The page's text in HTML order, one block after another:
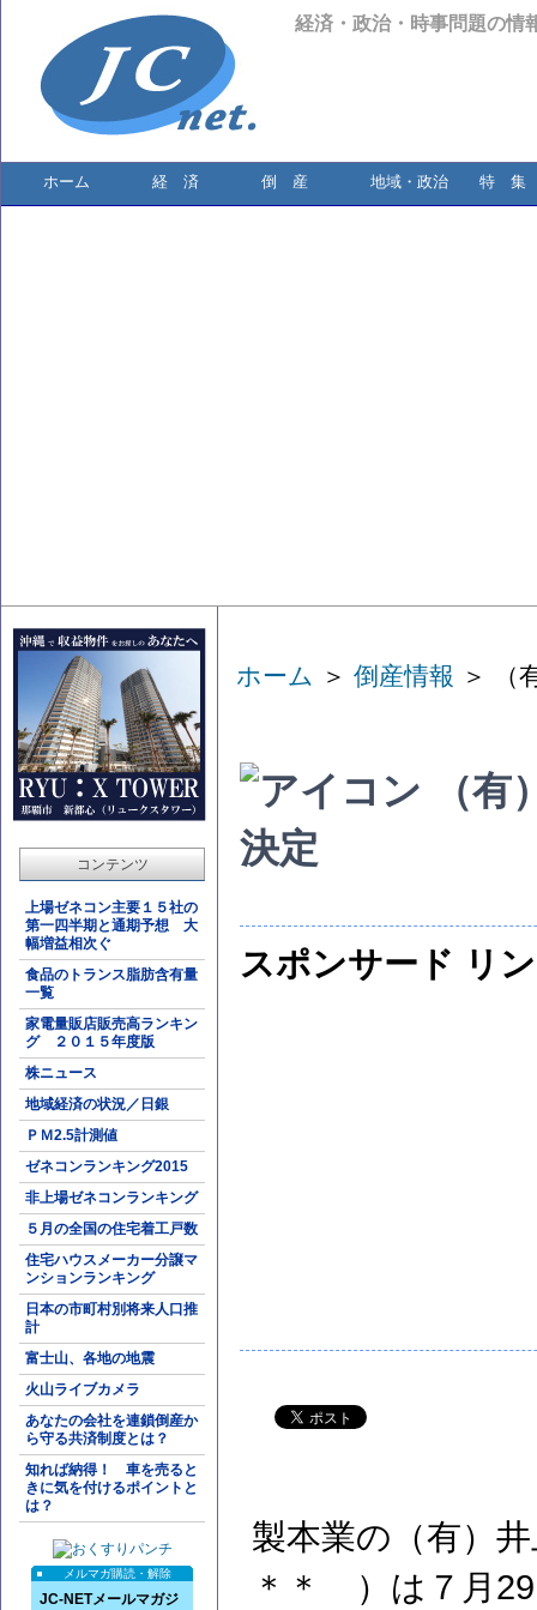
経済・政治・時事問題の情
ホーム 経 済 倒 産 地域・政治 特 集
コンテンツ
上場ゼネコン主要１５社の
第一四半期と通期予想 大
幅増益相次ぐ
食品のトランス脂肪含有量
一覧
家電量販店販売高ランキン
グ ２０１５年度版
株ニュース
地域経済の状況／日銀
ＰＭ2.5計測値
ゼネコンランキング2015
非上場ゼネコンランキング
５月の全国の住宅着工戸数
住宅ハウスメーカー分譲マ
ンションランキング
日本の市町村別将来人口推
計
富士山、各地の地震
火山ライブカメラ
あなたの会社を連鎖倒産か
ら守る共済制度とは？
知れば納得！ 車を売ると
きに気を付けるポイントと
は？
メルマガ購読・解除
JC-NETメールマガジ
ホーム ＞ 倒産情報 ＞ （
（有
決定
スポンサード リ
製本業の（有）
＊＊ ）は７月